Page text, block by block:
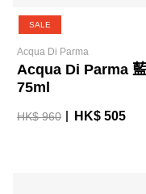
SALE
Acqua Di Parma
Acqua Di Parma
75ml
HK$ 960 HK$ 505